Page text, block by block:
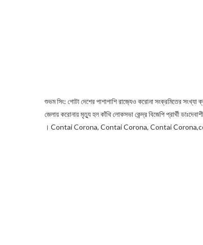
শুভম সিং: গোটা দেশের পাশাপাশি রাজ‍্যেও করোনা সংক্রমিতের
জেলায় করোনায় মৃত্যু হল কাঁথি লোকসভা কেন্দ্র বিজেপি প্রার্থী
। Contai Corona, Contai Corona, Contai